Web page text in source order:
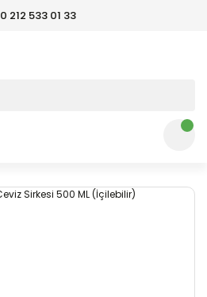
0 212 533 01 33